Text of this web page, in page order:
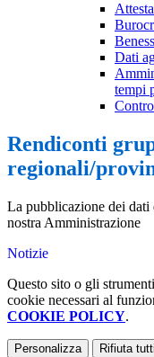
Dati
tempi
Rendiconti
regionali/
La pubblicazione dei dati
nostra Amministrazione
Notizie
Questo sito o gli
cookie necessari al
COOKIE POLICY.
Personalizza Rifiuta tutti